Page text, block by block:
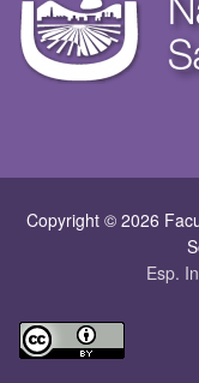
Copyright © 2026
Esp.